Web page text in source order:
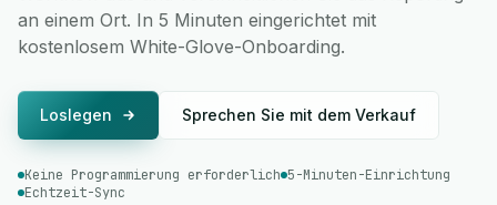
an einem Ort. In 5 Minuten eingerichtet mit
kostenlosem White-Glove-Onboarding.
Loslegen Sprechen Sie mit dem Verkauf
Keine Programmierung erforderlich 5-Minuten-Einrichtung
Echtzeit-Sync